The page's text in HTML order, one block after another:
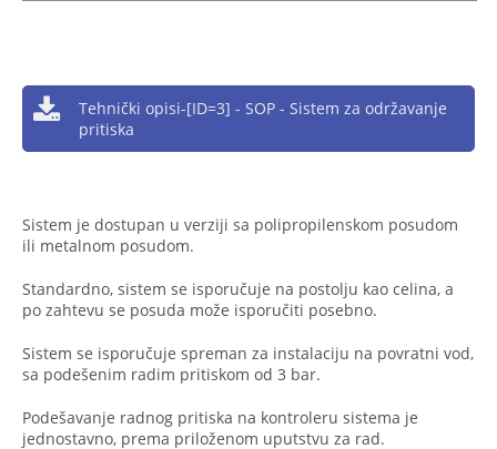
Tehnički opisi-[ID=3] - SOP - Sistem za održavanje
pritiska
Sistem je dostupan u verziji sa polipropilenskom posudom
ili metalnom posudom.
Standardno, sistem se isporučuje na postolju kao celina, a
po zahtevu se posuda može isporučiti posebno.
Sistem se isporučuje spreman za instalaciju na povratni vod,
sa podešenim radim pritiskom od 3 bar.
Podešavanje radnog pritiska na kontroleru sistema je
jednostavno, prema priloženom uputstvu za rad.